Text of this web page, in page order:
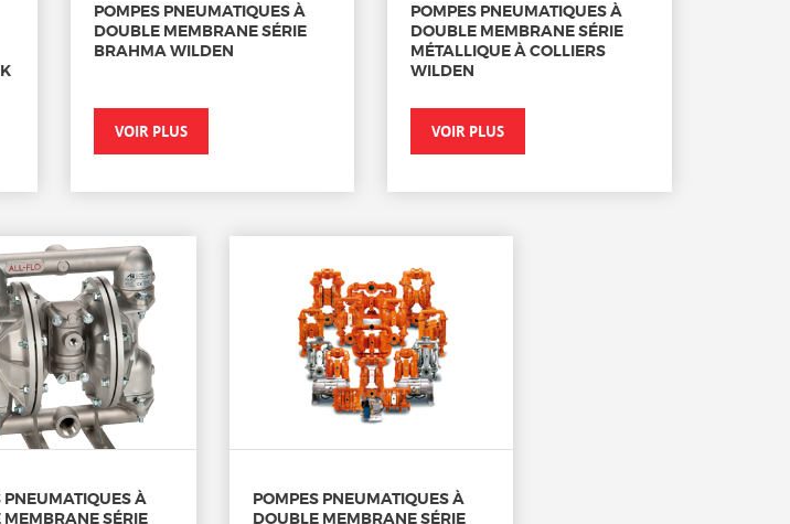
POMPES PNEUMATIQUES À
DOUBLE MEMBRANE SÉRIE
BRAHMA WILDEN
VOIR PLUS
POMPES PNEUMATIQUES À
DOUBLE MEMBRANE SÉRIE
MÉTALLIQUE À COLLIERS
WILDEN
VOIR PLUS
PNEUMATIQUES À
MEMBRANE SÉRIE
POMPES PNEUMATIQUES À
DOUBLE MEMBRANE SÉRIE